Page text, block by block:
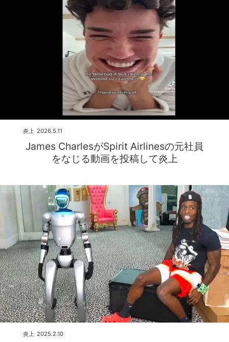
炎上 2026.5.11
James CharlesがSpirit Airlinesの元社員
をなじる動画を投稿して炎上
炎上 2025.2.10